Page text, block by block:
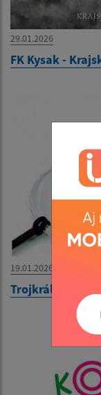
29.01.2026
FK Kysak -
19.01.2026
Trojkráľová